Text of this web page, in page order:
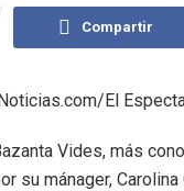
Compartir
El
Vides, más
su mánager, Carolina